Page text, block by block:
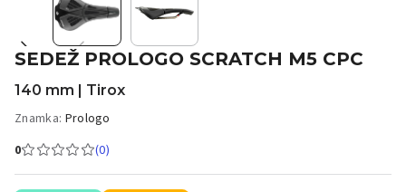
SEDEŽ PROLOGO SCRATCH M5 CPC
140 mm | Tirox
Znamka: Prologo
0
(0)